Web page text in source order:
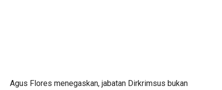
Agus Flores menegaskan, jabatan Dirkrimsus bukan